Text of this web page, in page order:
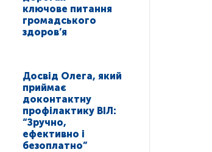
ключове питання
громадського
здоров’я
Досвід Олега, який
приймає
доконтактну
профілактику ВІЛ:
“Зручно,
ефективно і
безоплатно”